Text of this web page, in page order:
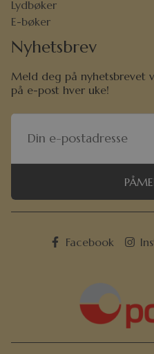
Lydbøker
E-bøker
Nyhetsbrev
Meld deg på nyhetsbrevet
på e-post hver uke!
Facebook